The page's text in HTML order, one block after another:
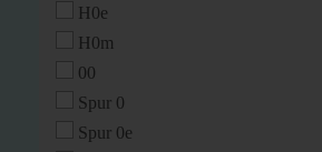
H0e
H0m
00
Spur 0
Spur 0e